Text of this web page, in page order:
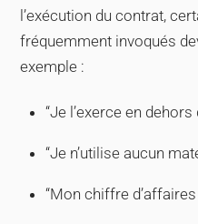
l’exécution du contrat,
fréquemment invoqués
exemple :
“Je l’exerce en
“Je n’utilise aucun
“Mon chiffre